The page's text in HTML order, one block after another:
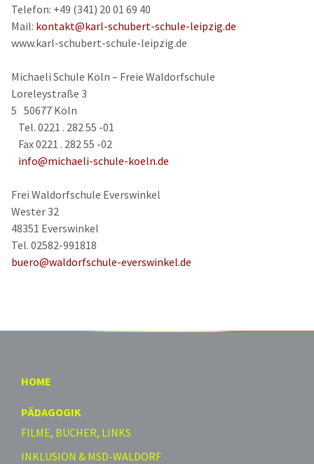
Telefon: +49 (341) 20 01 69 40
Mail: kontakt@karl-schubert-schule-leipzig.de
www.karl-schubert-schule-leipzig.de
Michaeli Schule Köln – Freie Waldorfschule
Loreleystraße 3
5 50677 Köln
Tel. 0221 . 282 55 -01
Fax 0221 . 282 55 -02
info@michaeli-schule-koeln.de
Frei Waldorfschule Everswinkel
Wester 32
48351 Everswinkel
Tel. 02582-991818
buero@waldorfschule-everswinkel.de
HOME
PÄDAGOGIK
FILME, BÜCHER, LINKS
INKLUSION & MSD-WALDORF